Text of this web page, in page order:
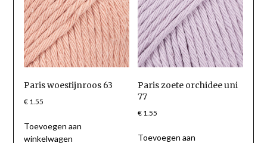
Paris woestijnroos 63
€1.55
Toevoegen aan
winkelwagen
Paris zoete orchidee uni
77
€ 1.55
Toevoegen aan